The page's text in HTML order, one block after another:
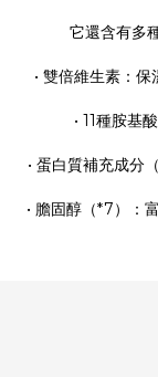
它還含有多
• 雙倍維生素：
• 11種胺基
• 蛋白質補充成分
• 膽固醇（*7）：